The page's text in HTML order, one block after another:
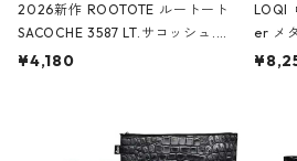
2026新作 ROOTOTE ルートート
SACOCHE 3587 LT.サコッシュ.ル
ミエ-B ショルダーバッグ グロスピ
¥4,180
LOQI
er メ
ボス
ア/ク